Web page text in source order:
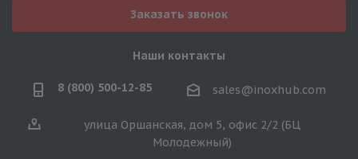
Заказать звонок
Наши контакты
8 (800) 500-12-85 sales@inoxhub.com
улица Оршанская, дом 5, офис 2/2 (БЦ
Молодежный)